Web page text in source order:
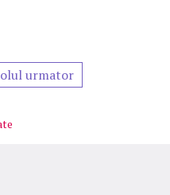
urmator